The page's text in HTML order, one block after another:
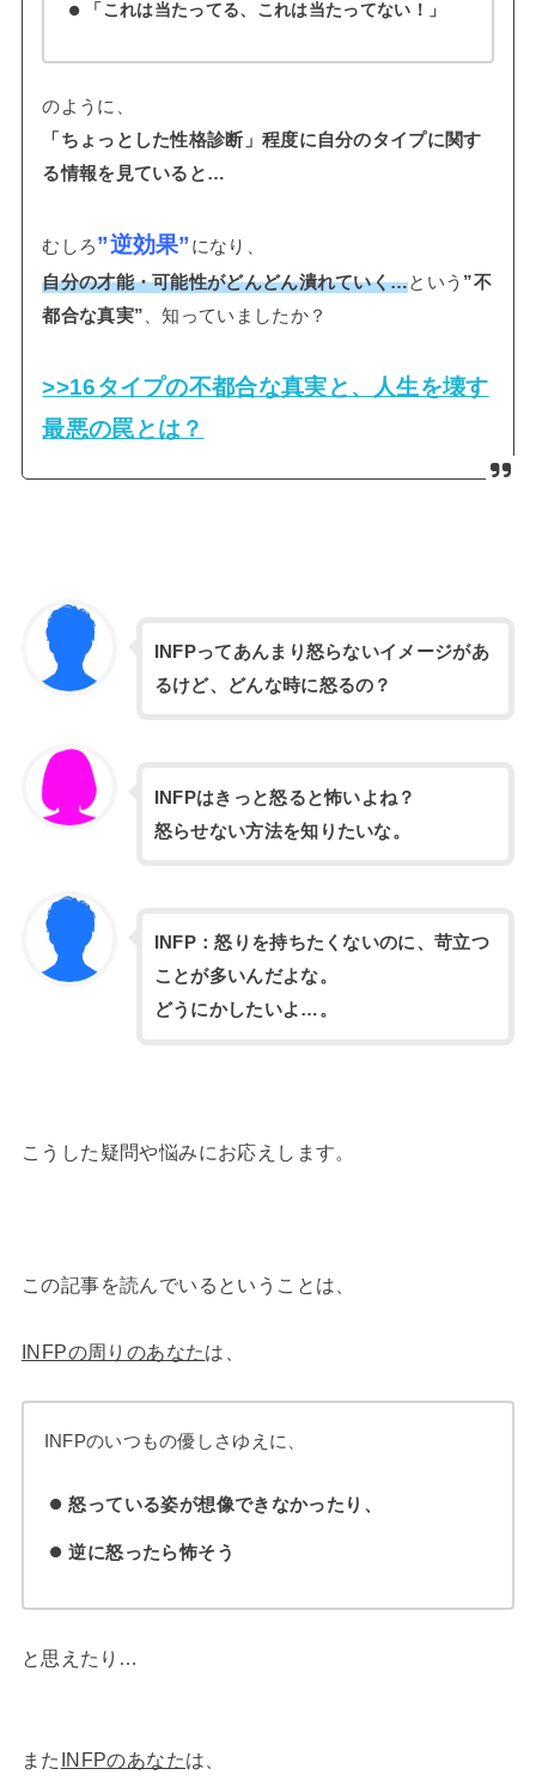
「これは当たってる、これは当たってない！」
のように、
「ちょっとした性格診断」程度に自分のタイプに関す
る情報を見ていると…
むしろ”逆効果” になり、
自分の才能・可能性がどんどん潰れていく…という ”不
都合な真実” 、知っていましたか？
>>16タイプの不都合な真実と、人生を壊す
最悪の罠とは？
INFPってあんまり怒らないイメージがあ
るけど、どんな時に怒るの？
INFPはきっと怒ると怖いよね？
怒らせない方法を知りたいな。
INFP：怒りを持ちたくないのに、苛立つ
ことが多いんだよな。
どうにかしたいよ…。
こうした疑問や悩みにお応えします。
この記事を読んでいるということは、
INFPの周りのあなたは、
INFPのいつもの優しさゆえに、
怒っている姿が想像できなかったり、
逆に怒ったら怖そう
と思えたり…
また INFPのあなたは、